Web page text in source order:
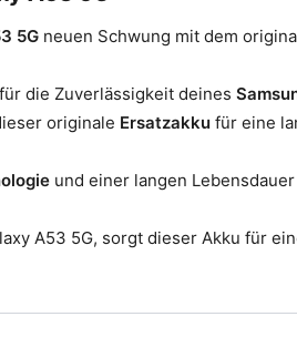
5G neuen Schwung mit dem
die Zuverlässigkeit deines
originale Ersatzakku für eine
und einer langen
A53 5G, sorgt dieser Akku für